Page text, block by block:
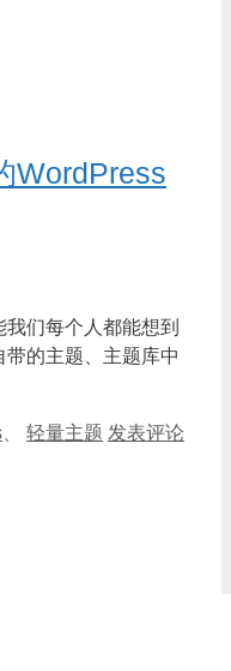
WordPress
们每个人都能想到
的主题、主题库中
轻量主题 发表评论